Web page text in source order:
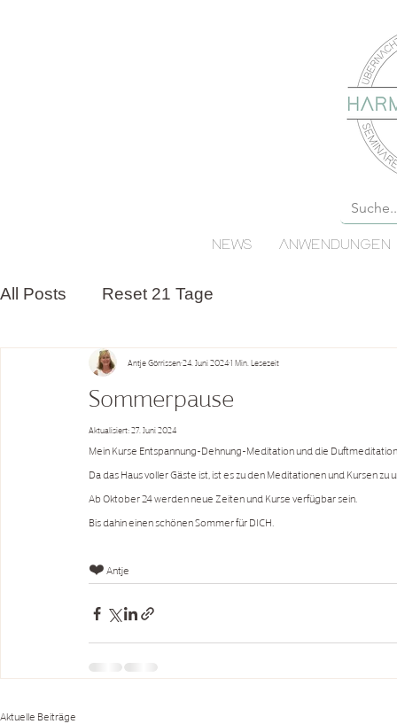
NEWS ANWENDUNGEN
All Posts Reset 21 Tage
Sommerpause
Antje Görrissen24. Juni 20241 Min. Lesezeit
Aktualisiert:27. Juni 2024
Mein Kurse Entspannung-Dehnung-Meditation und die
Da das Haus voller Gäste ist, ist es zu den Meditationen und Kursen zu
Ab Oktober 24 werden neue Zeiten und Kurse verfügbar sein.
Bis dahin einen schönen Sommer für DICH.
❤️ Antje
Aktuelle Beiträge